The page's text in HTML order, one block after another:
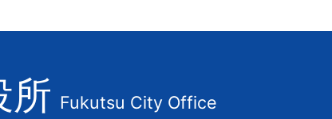
所 Fukutsu City Office